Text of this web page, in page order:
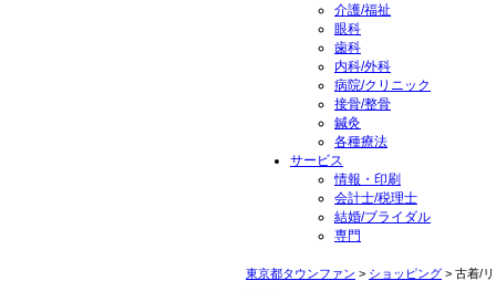
介護/福祉
眼科
歯科
内科/外科
病院/クリニック
接骨/整骨
鍼灸
各種療法
サービス
情報・印刷
会計士/税理士
結婚/ブライダル
専門
東京都タウンファン > ショッピング > 古着/